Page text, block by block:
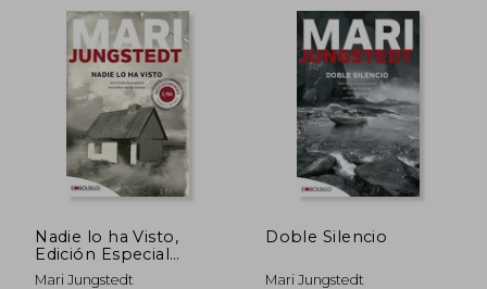
títulos como Nadie lo ha visto —su debut—
o El arte del asesino.
Nadie lo ha Visto,
Edición Especial
(Embolsillo)
Mari Jungstedt
Doble Silencio
Mari Jungstedt